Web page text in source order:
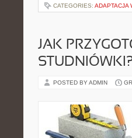
CATEGORIES: ADAPTACJA
JAK
POSTED BY ADMIN